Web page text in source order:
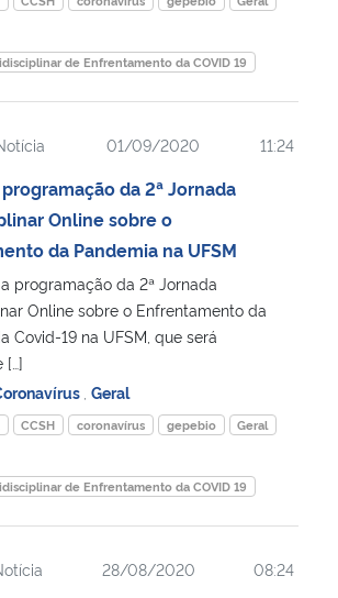
de Enfrentamento da COVID 19
01/09/2020 11:24
da 2ª Jornada
Online sobre o
da Pandemia na UFSM
programação da 2ª Jornada
Online sobre o Enfrentamento da
Covid-19 na UFSM, que será
[…]
Geral
CCSH coronavírus gepebio
Geral
de Enfrentamento da COVID 19
28/08/2020 08:24